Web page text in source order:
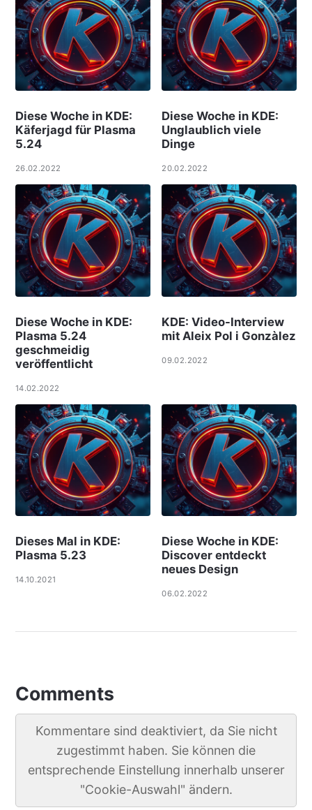
Diese Woche in KDE:
Käferjagd für Plasma
5.24
26.02.2022
Diese Woche in KDE:
Unglaublich viele
Dinge
20.02.2022
Diese Woche in KDE:
Plasma 5.24
geschmeidig
veröffentlicht
14.02.2022
KDE: Video-Interview
mit Aleix Pol i Gonzàlez
09.02.2022
Dieses Mal in KDE:
Plasma 5.23
14.10.2021
Diese Woche in KDE:
Discover entdeckt
neues Design
06.02.2022
Comments
Kommentare sind deaktiviert, da Sie nicht
zugestimmt haben. Sie können die
entsprechende Einstellung innerhalb unserer
"Cookie-Auswahl" ändern.